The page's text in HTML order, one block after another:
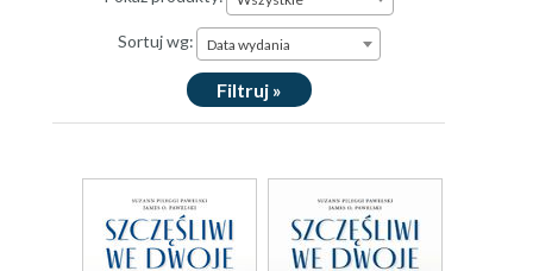
Sortuj wg: Data wydania
Filtruj »